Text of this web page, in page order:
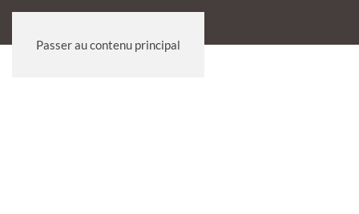
Passer au contenu principal